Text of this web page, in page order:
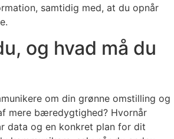
samtidig med, at du opnår
og hvad må du
om din grønne omstilling og
mere bæredygtighed? Hvornår
data og en konkret plan for dit